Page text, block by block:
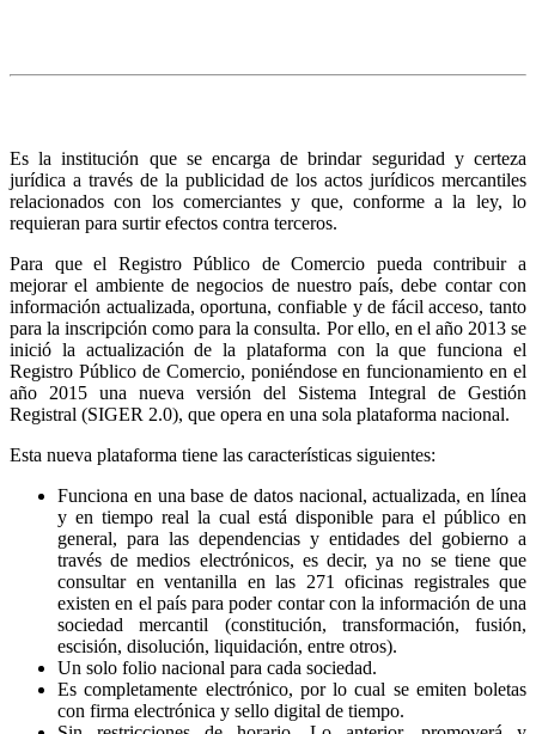
Es la institución que se encarga de brindar seguridad y certeza
jurídica a través de la publicidad de los actos jurídicos mercantiles
relacionados con los comerciantes y que, conforme a la ley, lo
requieran para surtir efectos contra terceros.
Para que el Registro Público de Comercio pueda contribuir a
mejorar el ambiente de negocios de nuestro país, debe contar con
información actualizada, oportuna, confiable y de fácil acceso, tanto
para la inscripción como para la consulta. Por ello, en el año 2013 se
inició la actualización de la plataforma con la que funciona el
Registro Público de Comercio, poniéndose en funcionamiento en el
año 2015 una nueva versión del Sistema Integral de Gestión
Registral (SIGER 2.0), que opera en una sola plataforma nacional.
Esta nueva plataforma tiene las características siguientes:
Funciona en una base de datos nacional, actualizada, en línea
y en tiempo real la cual está disponible para el público en
general, para las dependencias y entidades del gobierno a
través de medios electrónicos, es decir, ya no se tiene que
consultar en ventanilla en las 271 oficinas registrales que
existen en el país para poder contar con la información de una
sociedad mercantil (constitución, transformación, fusión,
escisión, disolución, liquidación, entre otros).
Un solo folio nacional para cada sociedad.
Es completamente electrónico, por lo cual se emiten boletas
con firma electrónica y sello digital de tiempo.